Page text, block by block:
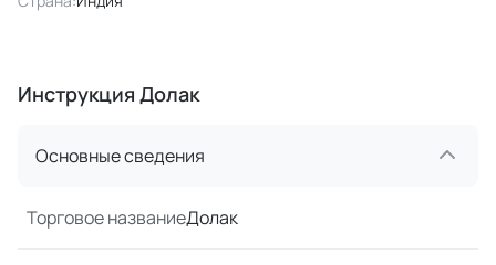
Инструкция Долак
Основные сведения
Торговое названиеДолак